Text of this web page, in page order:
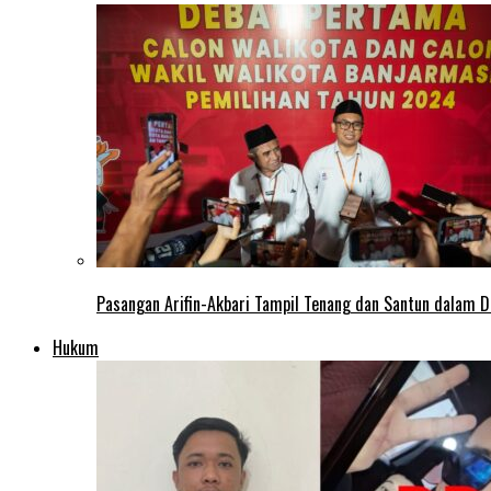
Pasangan Arifin-Akbari Tampil Tenang dan Santun dalam
Hukum